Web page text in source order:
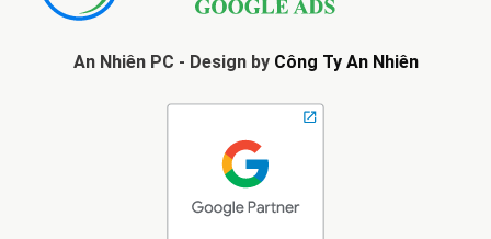
An Nhiên PC - Design by Công Ty An Nhiên